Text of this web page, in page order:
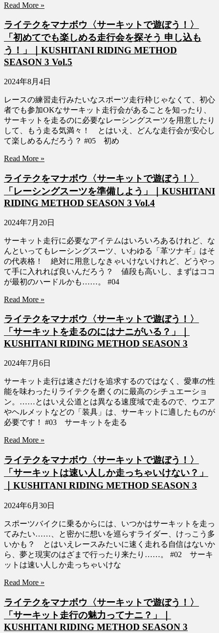
Read More »
ライテクをマナボウ〈サーキットで遊ぼう！〉
「初めてでも楽しめる走行会を探そう 申し込も
う！」｜KUSHITANI RIDING METHOD
SEASON 3 Vol.5
2024年8月4日
レースの練習走行みたいなスポーツ走行枠じゃなくて、初心
者でも参加OKなサーキット走行会があることを知ったり、
サーキットを走るのに必要なレーシングスーツを用意したり
して、もう走る気満々！ とはいえ、どんな走行会が安心し
て楽しめるんだろう？ #05 初め
Read More »
ライテクをマナボウ〈サーキットで遊ぼう！〉
「レーシングスーツを準備しよう」｜KUSHITANI
RIDING METHOD SEASON 3 Vol.4
2024年7月20日
サーキット走行に必要なアイテムはいろいろあるけれど、な
んといってもレーシングスーツ、いわゆる「革ツナギ」はそ
の代表格！ 絶対に用意しなきゃいけないけれど、どうやっ
て手に入れれば良いんだろう？ 値段も高いし、まずはココ
が最初のハードルかも……。 #04
Read More »
ライテクをマナボウ〈サーキットで遊ぼう！〉
「サーキットを走るのにはナニがいる？」｜
KUSHITANI RIDING METHOD SEASON 3
2024年7月6日
サーキット走行は速さだけを追求するのではなく、愛車の性
能を味わったりライテクを磨くのに最高のシチュエーショ
ン。……とはいえ公道とは異なる速度域で走るので、ウエア
やヘルメットなどの「装具」は、サーキットに適したものが
必要です！ #03 サーキットを走る
Read More »
ライテクをマナボウ〈サーキットで遊ぼう！〉
「サーキットは速い人しか走っちゃいけない？」
｜KUSHITANI RIDING METHOD SEASON 3
2024年6月30日
スポーツバイクに乗るからには、いつかはサーキットを走っ
てみたい……、と密かに想いを巡らすライダー、けっこう多
いかも？ とはいえレースみたいに速く走れる自信はないか
ら、夢と現実のはざまで行ったり来たり……。 #02 サーキ
ットは速い人しか走っちゃいけな
Read More »
ライテクをマナボウ〈サーキットで遊ぼう！〉
「サーキット走行の魅力ってナニ？」｜
KUSHITANI RIDING METHOD SEASON 3